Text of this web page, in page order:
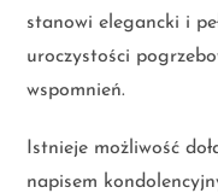
stanowi elegancki i
uroczystości
wspomnień.
Istnieje możliwość
napisem